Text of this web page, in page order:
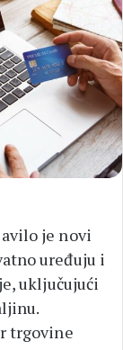
je novi
uređuju i
uključujući
trgovine